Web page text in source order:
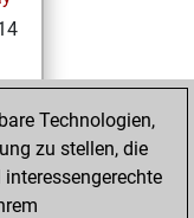
Technologien,
zu stellen, die